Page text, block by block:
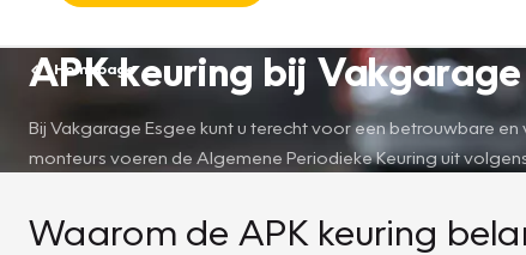
Homepage
APK keuring bij
Bij Vakgarage Esgee kunt u terecht voor een betrouwbare
monteurs voeren de Algemene Periodieke Keuring uit
Waarom de APK keuring